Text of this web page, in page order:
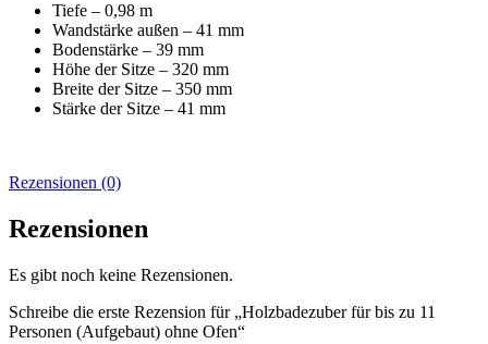
Tiefe – 0,98 m
Wandstärke außen – 41 mm
Bodenstärke – 39 mm
Höhe der Sitze – 320 mm
Breite der Sitze – 350 mm
Stärke der Sitze – 41 mm
Rezensionen (0)
Rezensionen
Es gibt noch keine Rezensionen.
Schreibe die erste Rezension für „Holzbadezuber für bis zu 11
Personen (Aufgebaut) ohne Ofen“